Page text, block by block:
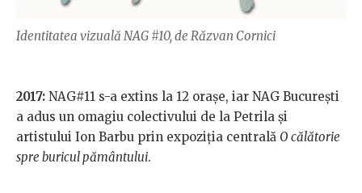
Identitatea vizuală NAG #10, de Răzvan Cornici
2017: NAG#11 s-a extins la 12 orașe, iar NAG București
a adus un omagiu colectivului de la Petrila și
artistului Ion Barbu prin expoziția centrală O călătorie
spre buricul pământului.